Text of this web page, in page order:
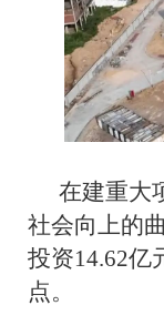
在建重大
社会向上的
投资14.62亿
点。